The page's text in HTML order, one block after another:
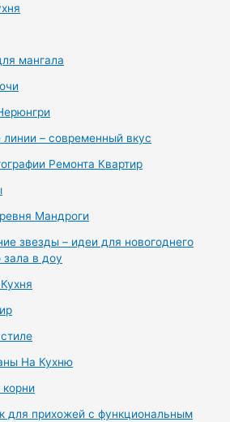
мангала
линии – современный вкус
Ремонта Квартир
Мандроги
звезды – идеи для новогоднего
зала в доу
На Кухню
для прихожей с функциональным